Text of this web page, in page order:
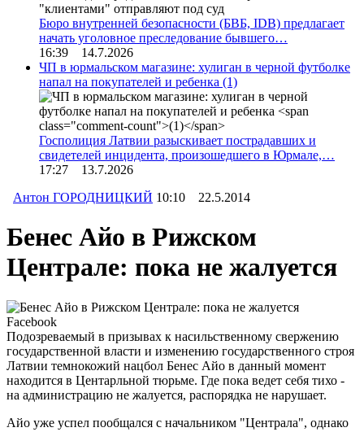
Бюро внутренней безопасности (БВБ, IDB) предлагает
начать уголовное преследование бывшего…
16:39 14.7.2026
ЧП в юрмальском магазине: хулиган в черной футболке
напал на покупателей и ребенка (1)
Госполиция Латвии разыскивает пострадавших и
свидетелей инцидента, произошедшего в Юрмале,…
17:27 13.7.2026
Антон ГОРОДНИЦКИЙ 10:10 22.5.2014
Бенес Айо в Рижском
Централе: пока не жалуется
Facebook
Подозреваемый в призывах к насильственному свержению
государственной власти и изменению государственного строя
Латвии темнокожий нацбол Бенес Айо в данный момент
находится в Центарльной тюрьме. Где пока ведет себя тихо -
на администрацию не жалуется, распорядка не нарушает.
Айо уже успел пообщался с начальником "Централа", однако